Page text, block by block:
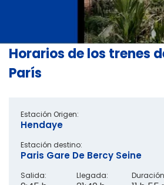
Horarios de los trenes
París
Salida: Llegada:
Estación Origen:
Hendaye
Estación destino:
Paris Gare De Bercy Seine